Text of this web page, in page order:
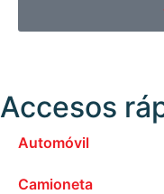
Accesos
Automóvil
Camioneta